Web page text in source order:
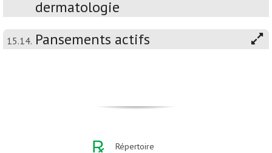
dermatologie
15.14. Pansements actifs
Répertoire